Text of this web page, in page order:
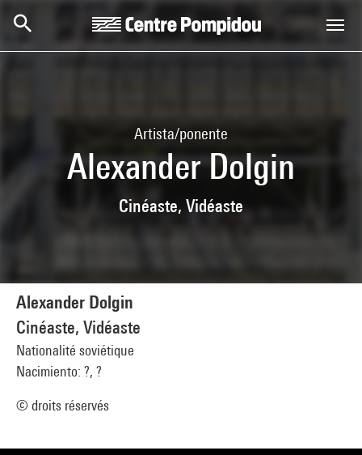
Artista/ponente
Alexander Dolgin
Cinéaste, Vidéaste
Alexander Dolgin
Cinéaste, Vidéaste
Nationalité soviétique
Nacimiento: ?, ?
© droits réservés